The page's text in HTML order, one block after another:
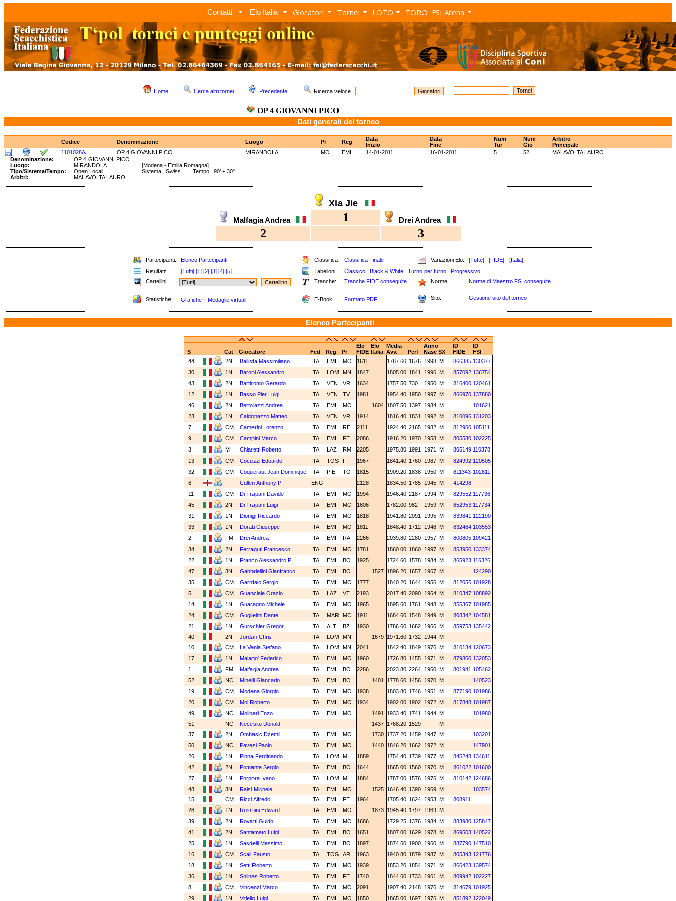
Contatti Elo Italia Giocatori Tornei LOTO TORO FSI Arena
Home Cerca altri tornei Precedente Ricerca veloce
OP 4 GIOVANNI PICO
Dati generali del torneo
Codice Denominazione Luogo Pr Reg
Data
Inizio
Data
Fine
Num
Tur
Num
Gio
Arbitro
Principale
1101028A
OP 4 GIOVANNI PICO MIRANDOLA MO EMI 14-01-2011 16-01-2011 5 52
MALAVOLTA LAURO
Denominazione:
OP 4 GIOVANNI PICO
Luogo:
MIRANDOLA
[Modena - Emilia Romagna]
Tipo/Sistema/Tempo:
Open Locali
Sistema: Swiss Tempo: 90' + 30"
Arbitri:
MALAVOLTA LAURO
Xia Jie
Malfagia Andrea 1 Drei Andrea
2 3
Partecipanti: Elenco Partecipanti Classifica: Classifica Finale Variazioni Elo: [Tutte] [FIDE]
[Italia]
Risultati:
[Tutti] [1] [2] [3] [4] [5] Tabelloni: Classico Black & White Turno per turno
Progressivo
Cartellini:
Tranche: Tranche FIDE conseguite Norme: Norme di Maestro FSI conseguite
Statistiche: Grafiche Medaglie virtuali E-Book: Formato PDF Sito: Gestione sito del torneo
Elenco Partecipanti
Elo Elo Media Anno ID
ID
S
Cat Giocatore Fed Reg Pr FIDE Italia Avv. Perf Nasc SX FIDE
FSI
44
2N Ballista Massimiliano ITA EMI MO 1611 1787.60 1676 1998 M 866385 130377
30
1N Baroni Alessandro ITA LOM MN 1847 1805.00 1841 1996 M 857092 136754
43
2N Bartiromo Gerardo ITA VEN VR 1634 1757.50 730 1950 M 816400 120461
12
1N Basso Pier Luigi ITA VEN TV 1981 1954.40 1950 1997 M 866970 137880
46
2N Bertolazzi Andrea ITA EMI MO 1604 1807.50 1397 1984 M
101621
23
1N Caldonazzo Matteo ITA VEN VR 1914 1816.40 1831 1992 M 810096 131203
7
CM Camerini Lorenzo ITA EMI RE 2111 1924.40 2165 1982 M 812960 105111
9
CM Campini Marco ITA EMI FE 2086 1916.20 1970 1958 M 805580 102225
3
M Chiaretti Roberto ITA LAZ RM 2205 1975.80 1991 1971 M 805149 110378
13
CM Cocuzzi Edoardo ITA TOS FI 1967 1841.40 1760 1987 M 824992 120505
32
CM Coqueraut Jean Dominique ITA PIE TO 1815 1909.20 1838 1950 M 811343 102811
6
Cullen Anthony P ENG 2128 1834.50 1785 1945 M
414298
11
CM Di Trapani Davide ITA EMI MO 1994 1946.40 2187 1994 M 829552 117736
45
2N Di Trapani Luigi ITA EMI MO 1606 1782.00 982 1959 M 852953 117734
31
1N Dionigi Riccardo ITA EMI MO 1818 1941.80 2091 1995 M 839841 122190
33
1N Dorati Giuseppe ITA EMI MO 1811 1848.40 1712 1948 M 832464 103553
2
FM Drei Andrea ITA EMI RA 2266 2039.80 2280 1957 M 800805 109421
34
2N Ferraguti Francesco ITA EMI MO 1781 1860.00 1860 1997 M 853950 133374
22
1N Franco Alessandro P. ITA EMI BO 1925 1724.60 1578 1984 M 865923 116326
47
3N Gabbriellini Gianfranco ITA EMI BO 1527 1896.20 1657 1967 M
124290
35
CM Garofalo Sergio ITA EMI MO 1777 1840.20 1644 1956 M 812056 101928
5
CM Guanciale Orazio ITA LAZ VT 2193 2017.40 2090 1964 M 810347 108892
14
1N Guaragno Michele ITA EMI MO 1965 1895.60 1761 1948 M 855367 101985
24
CM Guglielmi Dante ITA MAR MC 1911 1684.60 1548 1949 M 808342 104581
21
1N Gurschler Gregor ITA ALT BZ 1930 1786.60 1682 1966 M 859753 135442
40
2N Jordan Chris ITA LOM MN 1679 1971.60 1732 1944 M
10
CM La Venia Stefano ITA LOM MN 2041 1842.40 1849 1976 M 810134 120673
17
1N Malago' Federico ITA EMI MO 1960 1726.80 1455 1971 M 879860 132053
1
FM Malfagia Andrea ITA EMI BO 2286 2023.80 2264 1960 M 801941 105462
52
NC Minelli Giancarlo ITA EMI BO 1401 1778.60 1456 1970 M
140523
19
CM Modena Giorgio ITA EMI MO 1938 1803.80 1746 1951 M 877190 101986
20
CM Moi Roberto ITA EMI MO 1934 1902.00 1902 1972 M 817848 101987
49
NC Molinari Enzo ITA EMI MO 1491 1933.40 1741 1944 M
101980
51
NC Necesito Donald 1437 1768.20 1529
M
37
2N Ombasic Dzemil ITA EMI MO 1730 1737.20 1459 1947 M
103201
50
NC Pavesi Paolo ITA EMI MO 1440 1846.20 1662 1972 M
147901
26
1N Pinna Ferdinando ITA LOM MI 1889 1754.40 1739 1977 M 845248 134611
42
2N Pomante Sergio ITA EMI BO 1644 1865.00 1560 1970 M 861022 101600
27
1N Porpora Ivano ITA LOM MI 1884 1787.00 1576 1976 M 810142 124686
48
3N Raisi Michele ITA EMI MO 1525 1646.40 1390 1969 M
103574
15
CM Ricci Alfredo ITA EMI FE 1964 1705.40 1624 1953 M
808911
28
1N Rosmini Edward ITA EMI MO 1873 1945.40 1797 1969 M
39
2N Rovatti Guido ITA EMI MO 1686 1729.25 1376 1984 M 883980 125847
41
2N Santamato Luigi ITA EMI BO 1651 1807.00 1629 1978 M 869503 140522
25
1N Sasdelli Massimo ITA EMI BO 1897 1874.60 1900 1960 M 887790 147510
16
CM Scali Fausto ITA TOS AR 1963 1940.80 1879 1987 M 805343 121776
18
1N Setti Roberto ITA EMI MO 1939 1853.20 1854 1971 M 866423 139574
36
1N Solinas Roberto ITA EMI FE 1740 1844.60 1733 1961 M 809942 102227
8
CM Vincenzi Marco ITA EMI MO 2091 1907.40 2148 1976 M 814679 101925
29
1N Vitiello Luigi ITA EMI MO 1850 1865.00 1697 1976 M 851892 122049